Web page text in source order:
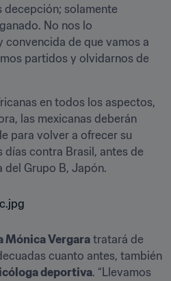
decepción; solamente
No nos lo
convencida de que vamos a
partidos y olvidarnos de
en todos los aspectos,
las mexicanas deberán
para volver a ofrecer su
contra Brasil, antes de
del Grupo B, Japón.
Mónica Vergara tratará de
cuanto antes, también
deportiva. “Llevamos